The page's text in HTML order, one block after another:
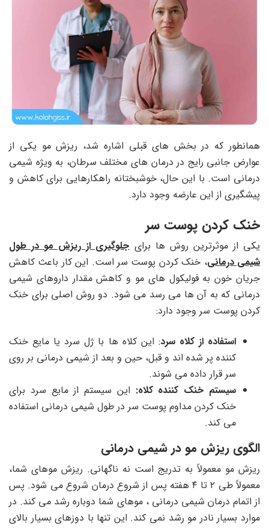
همانطور که در بخش های قبلی اشاره شد، ریزش مو یکی از
عوارض جانبی رایج در درمان های مختلف سرطان، به ویژه شیمی
درمانی است. با این حال، خوشبختانه راهکارهایی برای کاهش و
پیشگیری از این عارضه وجود دارد.
خنک کردن پوست سر
یکی از موثرترین روش ها برایجلوگیری از ریزش مو در طول
شیمی درمانی، خنک کردن پوست سر است. این کار باعث کاهش
جریان خون به فولیکول های مو و کاهش مقدار داروهای شیمی
درمانی که به آن ها می رسد می شود. دو روش اصلی برای خنک
کردن پوست سر وجود دارد:
استفاده از کلاه سرد: این کلاه ها با ژل سرد یا مایع خنک
کننده پر شده اند و قبل، حین و بعد از شیمی درمانی بر روی
سر قرار داده می شوند.
سیستم خنک کننده کلاه: این سیستم از مایع سرد برای
خنک کردن مداوم پوست سر در طول شیمی درمانی استفاده
می کند.
الگوی ریزش مو در شیمی درمانی
ریزش مو معمولاً به تدریج است نه ناگهانی. ریزش موهای شما،
معمولاً طی ۲ تا ۴ هفته پس از شروع درمان شروع می شود. پس
از اتمام درمان شیمی درمانی ، موهای شما دوباره رشد می کند. در
موارد بسیار نادر مو رشد نمی کند. این تنها با دوزهای بسیار بالای